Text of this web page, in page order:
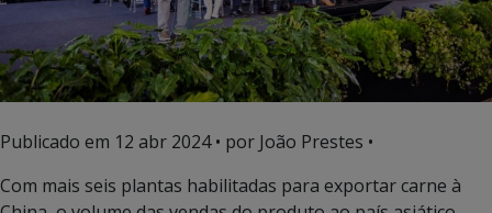
Publicado em 12 abr 2024• por João Prestes •
Com mais seis plantas habilitadas para exportar carne à